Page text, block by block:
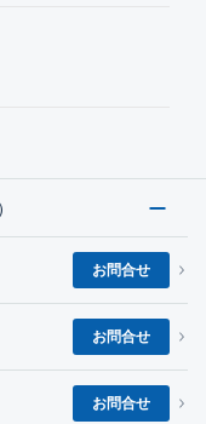
お問合せ
お問合せ
お問合せ